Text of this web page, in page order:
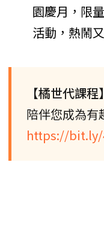
園慶月，限
活動，熱鬧
【橘世代課程】
陪伴您成為有
https://bit.ly/